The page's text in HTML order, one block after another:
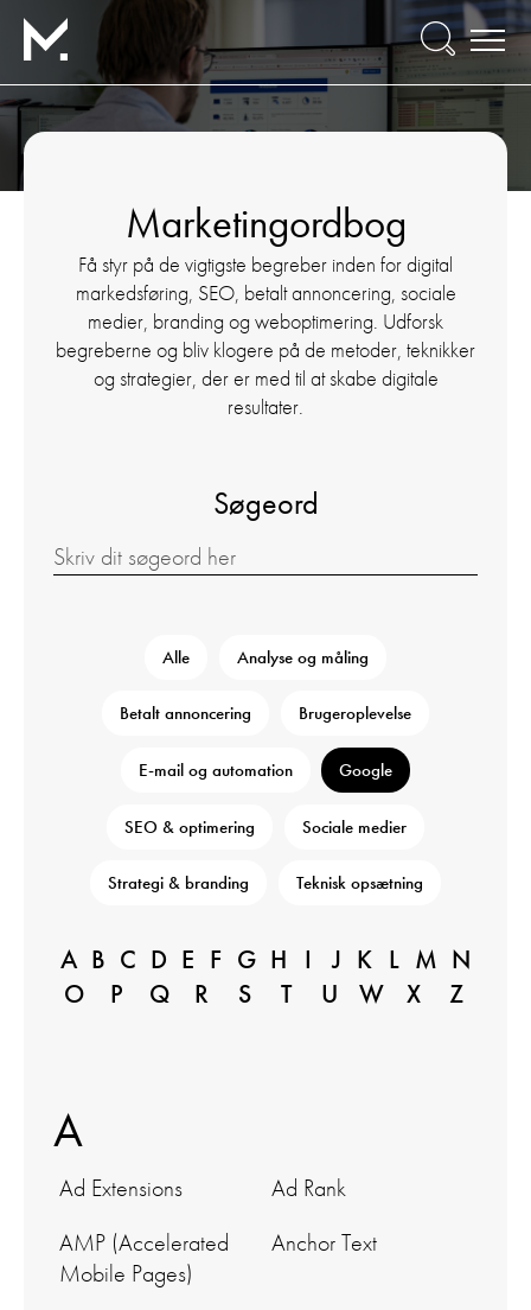
Marketingordbog
Få styr på de vigtigste begreber inden for digital
markedsføring, SEO, betalt annoncering, sociale
medier, branding og weboptimering. Udforsk
begreberne og bliv klogere på de metoder, teknikker
og strategier, der er med til at skabe digitale
resultater.
Søgeord
Alle Analyse og måling
Betalt annoncering Brugeroplevelse
E-mail og automation Google
SEO & optimering Sociale medier
Strategi & branding Teknisk opsætning
A B C D E F G H I J K L M N
O
P Q R S T U W X Z
A
Ad Extensions
Ad Rank
AMP (Accelerated
Mobile Pages)
Anchor Text